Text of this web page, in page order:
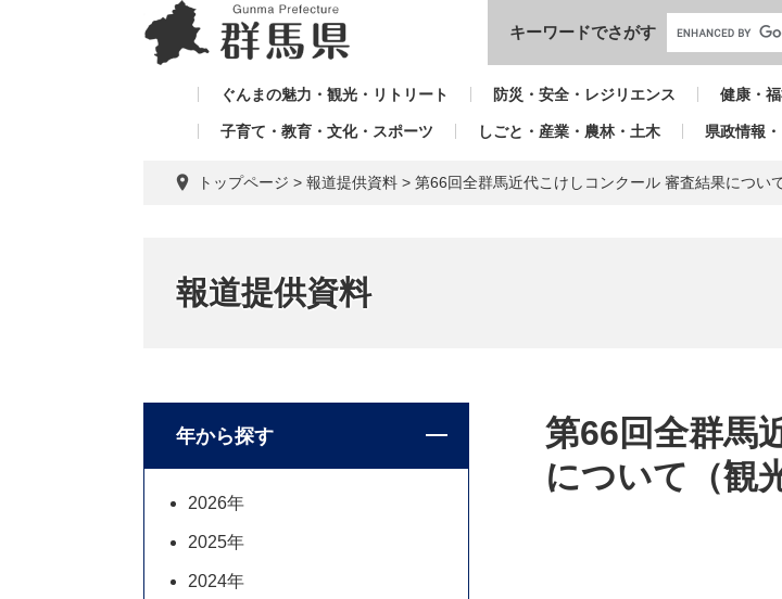
本文へ
キーワードでさがす
ぐんまの魅力・観光・リトリート 防災・安全・レジリエンス 健康・
子育て・教育・文化・スポーツ しごと・産業・農林・土木 県政情報
トップページ > 報道提供資料 > 第66回全群馬近代こけしコンクール 審査結果につい
報道提供資料
第66回全群馬
について（観
年から探す
2026年
2025年
2024年